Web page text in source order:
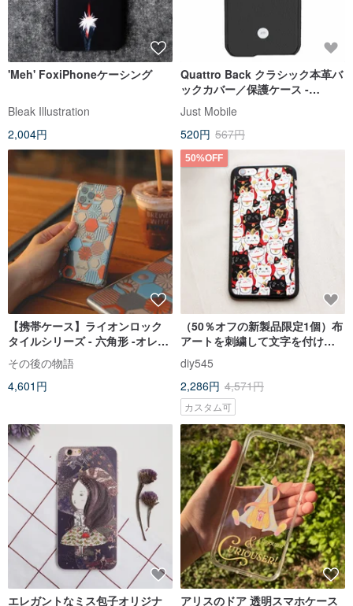
'Meh' FoxiPhoneケーシング
Bleak Illustration
2,004円
Quattro Back クラシック本革バ
ックカバー／保護ケース -
iPhone 6 Plus/6s Plus ブラック
Just Mobile
520円 567円
【携帯ケース】ライオンロック
タイルシリーズ - 六角形 -オレン
ジ
その後の物語
4,601円
50%OFF
（50％オフの新製品限定1個）布
アートを刺繍して文字を付ける
ことができますApple携帯電話ケ
ースiPhone（i6.i6s、
i6splus.i7.i7plus）クリエイテ
ィブな携帯電話ケース保護シェ
ルラッキーキャットバースデー
ギフト
diy545
2,286円 4,571円
カスタム可
エレガントなミス包子オリジナ アリスのドア 透明スマホケース